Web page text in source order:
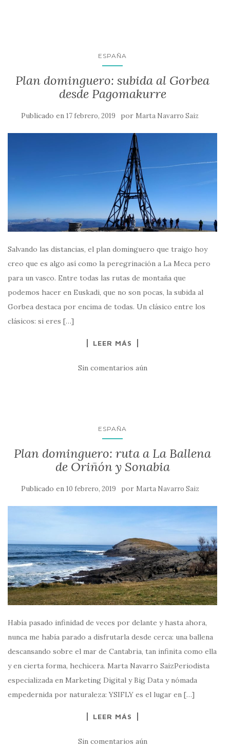
ESPAÑA
Plan dominguero: subida al Gorbea
desde Pagomakurre
Publicado en 17 febrero, 2019 por Marta Navarro Saiz
Salvando las distancias, el plan dominguero que traigo hoy
creo que es algo así como la peregrinación a La Meca pero
para un vasco. Entre todas las rutas de montaña que
podemos hacer en Euskadi, que no son pocas, la subida al
Gorbea destaca por encima de todas. Un clásico entre los
clásicos: si eres […]
LEER MÁS
Sin comentarios aún
ESPAÑA
Plan dominguero: ruta a La Ballena
de Oriñón y Sonabia
Publicado en 10 febrero, 2019 por Marta Navarro Saiz
Había pasado infinidad de veces por delante y hasta ahora,
nunca me había parado a disfrutarla desde cerca: una ballena
descansando sobre el mar de Cantabria, tan infinita como ella
y en cierta forma, hechicera. Marta Navarro SaizPeriodista
especializada en Marketing Digital y Big Data y nómada
empedernida por naturaleza: YSIFLY es el lugar en […]
LEER MÁS
Sin comentarios aún